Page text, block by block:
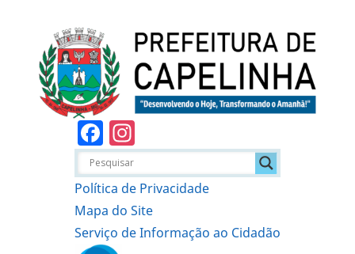
Facebook
Política de Privacidade
Mapa do Site
Serviço de Informação ao Cidadão